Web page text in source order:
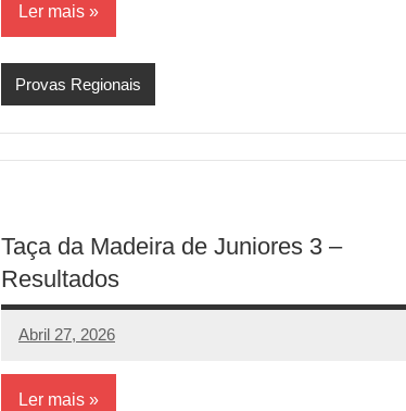
Ler mais
Provas Regionais
Taça da Madeira de Juniores 3 –
Resultados
Abril 27, 2026
aeram
Sem
comentários
Ler mais